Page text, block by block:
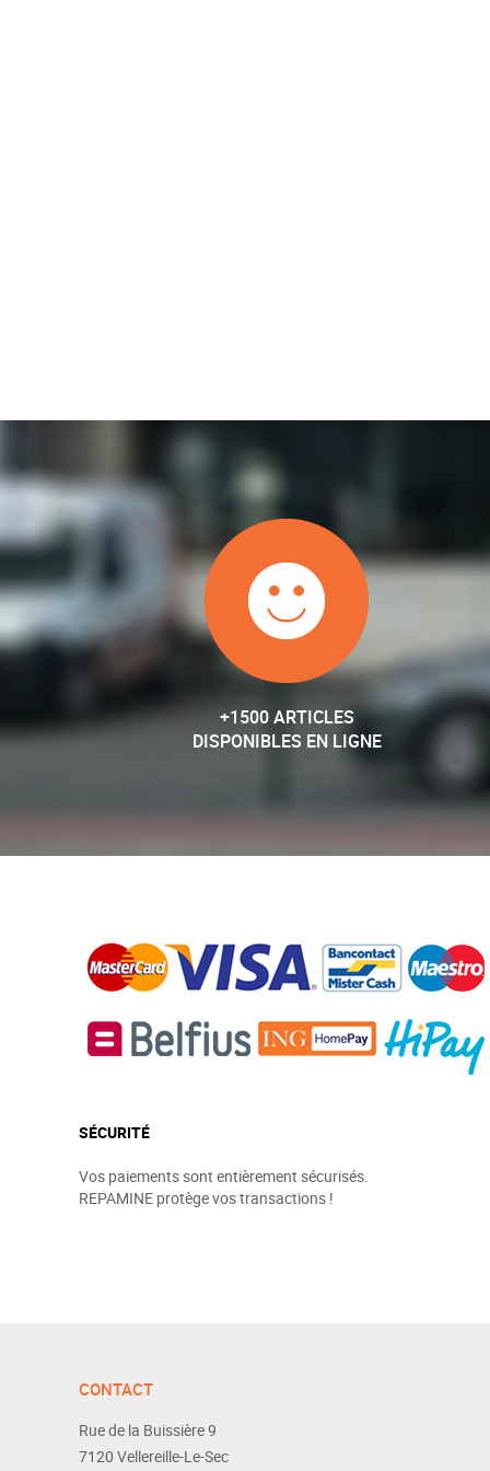
+1500 ARTICLES
DISPONIBLES EN LIGNE
SÉCURITÉ
Vos paiements sont entièrement sécurisés.
REPAMINE protège vos transactions !
CONTACT
Rue de la Buissière 9
7120 Vellereille-Le-Sec